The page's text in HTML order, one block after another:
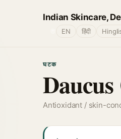
Indian Skincare,
EN हिंदी
घटक
Antioxidant / skin-